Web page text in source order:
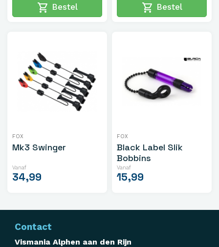
shopping_cart Bestel shopping_cart Bestel
FOX
Mk3 Swinger
Vanaf
34,99
FOX
Black Label Slik
Bobbins
Vanaf
15,99
Contact
Vismania Alphen aan den Rijn